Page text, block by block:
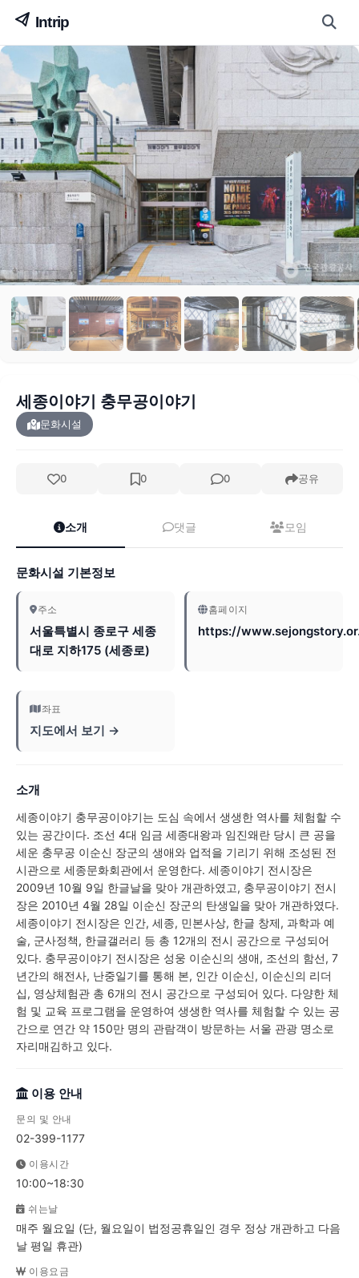
세종이야기 충무공이야기
문화시설
0 0 0 공유
소개 댓글 모임
문화시설 기본정보
주소
서울특별시 종로구 세종
대로 지하175 (세종로)
홈페이지
https://
좌표
지도에서 보기 →
소개
세종이야기 충무공이야기는 도심 속에서 생생한 역사를 체험할 수
있는 공간이다. 조선 4대 임금 세종대왕과 임진왜란 당시 큰 공을
세운 충무공 이순신 장군의 생애와 업적을 기리기 위해 조성된 전
시관으로 세종문화회관에서 운영한다. 세종이야기 전시장은
2009년 10월 9일 한글날을 맞아 개관하였고, 충무공이야기 전시
장은 2010년 4월 28일 이순신 장군의 탄생일을 맞아 개관하였다.
세종이야기 전시장은 인간, 세종, 민본사상, 한글 창제, 과학과 예
술, 군사정책, 한글갤러리 등 총 12개의 전시 공간으로 구성되어
있다. 충무공이야기 전시장은 성웅 이순신의 생애, 조선의 함선, 7
년간의 해전사, 난중일기를 통해 본, 인간 이순신, 이순신의 리더
십, 영상체험관 총 6개의 전시 공간으로 구성되어 있다. 다양한 체
험 및 교육 프로그램을 운영하여 생생한 역사를 체험할 수 있는 공
간으로 연간 약 150만 명의 관람객이 방문하는 서울 관광 명소로
자리매김하고 있다.
이용 안내
문의 및 안내
02-399-1177
이용시간
10:00~18:30
쉬는날
매주 월요일 (단, 월요일이 법정공휴일인 경우 정상 개관하고 다음
날 평일 휴관)
이용요금